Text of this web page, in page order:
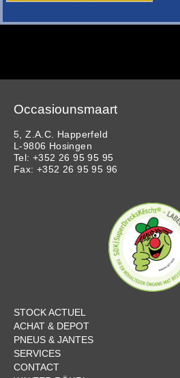
Occasiounsmaart
5, Z.A.C. Happerfeld
L-9806 Hosingen
Tel: +352 26 95 95 95
Fax: +352 26 95 95 96
STOCK ACTUEL
ACHAT & DEPOT
PNEUS & JANTES
SERVICES
CONTACT